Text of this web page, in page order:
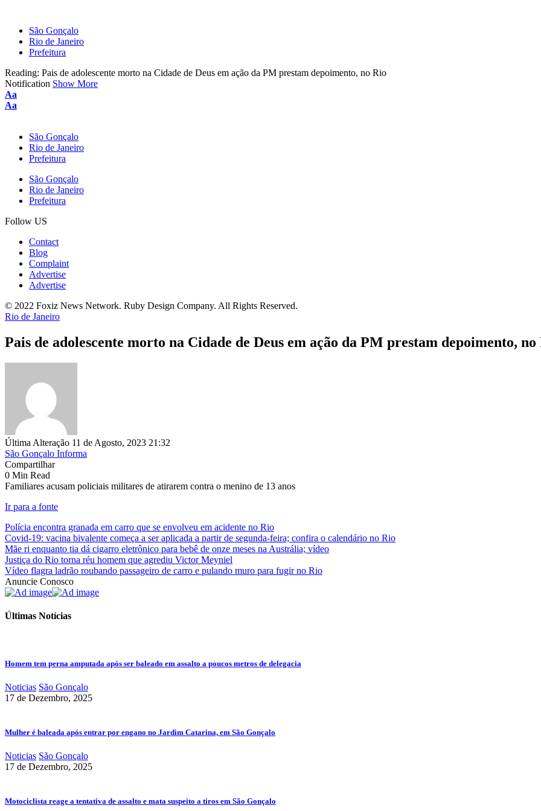
São Gonçalo
Rio de Janeiro
Prefeitura
Reading: Pais de adolescente morto na Cidade de Deus em ação da PM prestam depoimento, no Rio
Notification Show More
Font
Resizer
Aa
Font
Aa
São Gonçalo
Rio de Janeiro
Prefeitura
São Gonçalo
Rio de Janeiro
Prefeitura
Follow US
Contact
Blog
Complaint
Advertise
Advertise
© 2022 Foxiz News Network. Ruby Design Company. All Rights Reserved.
Rio de Janeiro
Pais de adolescente morto na Cidade de Deus em ação da PM prestam depoimento, no
Última Alteração 11 de Agosto, 2023 21:32
São Gonçalo Informa
Compartilhar
0 Min Read
Familiares acusam policiais militares de atirarem contra o menino de 13 anos
Ir para a fonte
Polícia encontra granada em carro que se envolveu em acidente no Rio
Covid-19: vacina bivalente começa a ser aplicada a partir de segunda-feira; confira o calendário no Rio
Mãe ri enquanto tia dá cigarro eletrônico para bebê de onze meses na Austrália; vídeo
Justiça do Rio torna réu homem que agrediu Victor Meyniel
Vídeo flagra ladrão roubando passageiro de carro e pulando muro para fugir no Rio
Anuncie Conosco
Últimas Notícias
Homem tem perna amputada após ser baleado em assalto a poucos metros de delegacia
Noticias São Gonçalo
17 de Dezembro, 2025
Mulher é baleada após entrar por engano no Jardim Catarina, em São Gonçalo
Noticias São Gonçalo
17 de Dezembro, 2025
Motociclista reage a tentativa de assalto e mata suspeito a tiros em São Gonçalo